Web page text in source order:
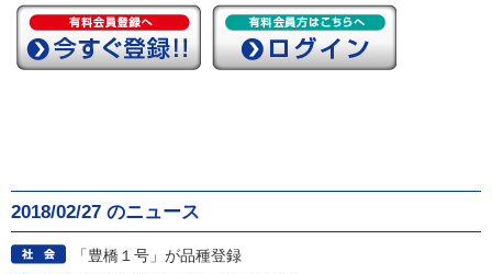
2018/02/27 のニュース
「豊橋１号」が品種登録